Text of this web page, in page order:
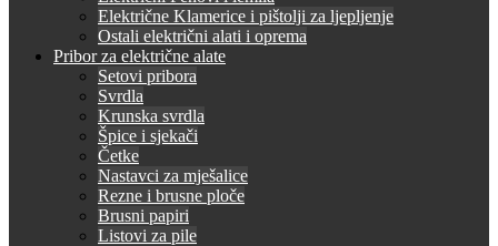
Električne Klamerice i pištolji za ljepljenje
Ostali električni alati i oprema
Pribor za električne alate
Setovi pribora
Svrdla
Krunska svrdla
Špice i sjekači
Četke
Nastavci za mješalice
Rezne i brusne ploče
Brusni papiri
Listovi za pile